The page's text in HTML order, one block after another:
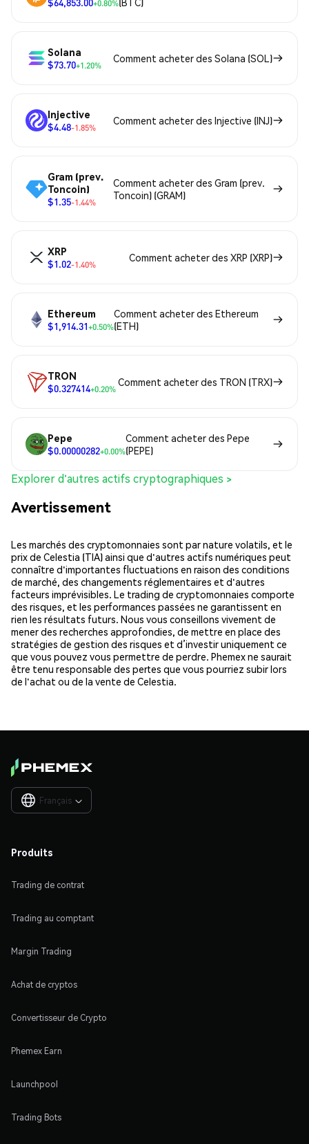
+0.80%
Solana
$73.70+1.20%
Comment acheter des Solana (SOL)
Injective
$4.48-1.85%
Comment acheter des Injective (INJ)
Gram (prev.
Toncoin)
$1.35-1.44%
Comment acheter des Gram (prev.
Toncoin) (GRAM)
XRP
$1.02-1.40%
Comment acheter des XRP (XRP)
Ethereum
$1,914.31+0.50%
Comment acheter des Ethereum
(ETH)
TRON
$0.327414+0.20%
Comment acheter des TRON (TRX)
Pepe
$0.00000282+0.00%
Comment acheter des Pepe
(PEPE)
Explorer d'autres actifs cryptographiques >
Avertissement
Les marchés des cryptomonnaies sont par nature volatils, et le
prix de Celestia (TIA) ainsi que d'autres actifs numériques peut
connaître d'importantes fluctuations en raison des conditions
de marché, des changements réglementaires et d'autres
facteurs imprévisibles. Le trading de cryptomonnaies comporte
des risques, et les performances passées ne garantissent en
rien les résultats futurs. Nous vous conseillons vivement de
mener des recherches approfondies, de mettre en place des
stratégies de gestion des risques et d’investir uniquement ce
que vous pouvez vous permettre de perdre. Phemex ne saurait
être tenu responsable des pertes que vous pourriez subir lors
de l'achat ou de la vente de Celestia.
Français 
Produits
Trading de contrat
Trading au comptant
Margin Trading
Achat de cryptos
Convertisseur de Crypto
Phemex Earn
Launchpool
Trading Bots